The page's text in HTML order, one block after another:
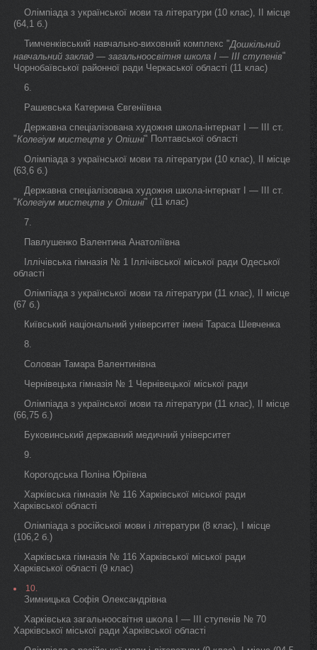
Олімпіада з української мови та літератури (10 клас), II місце
(64,1 б.)
Тимченківський навчально-виховний комплекс "Дошкільний
навчальний заклад — загальноосвітня школа I — III ступенів"
Чорнобаївської районної ради Черкаської області (11 клас)
6.
Рашевська Катерина Євгеніївна
Державна спеціалізована художня школа-інтернат I — III ст.
"Колегіум мистецтв у Опішні" Полтавської області
Олімпіада з української мови та літератури (10 клас), II місце
(63,6 б.)
Державна спеціалізована художня школа-інтернат I — III ст.
"Колегіум мистецтв у Опішні" (11 клас)
7.
Павлушенко Валентина Анатоліївна
Іллічівська гімназія № 1 Іллічівської міської ради Одеської
області
Олімпіада з української мови та літератури (11 клас), II місце
(67 б.)
Київський національний університет імені Тараса Шевченка
8.
Солован Тамара Валентинівна
Чернівецька гімназія № 1 Чернівецької міської ради
Олімпіада з української мови та літератури (11 клас), II місце
(66,75 б.)
Буковинський державний медичний університет
9.
Корогодська Поліна Юріївна
Харківська гімназія № 116 Харківської міської ради
Харківської області
Олімпіада з російської мови і літератури (8 клас), I місце
(106,2 б.)
Харківська гімназія № 116 Харківської міської ради
Харківської області (9 клас)
10.
Зимницька Софія Олександрівна
Харківська загальноосвітня школа I — III ступенів № 70
Харківської міської ради Харківської області